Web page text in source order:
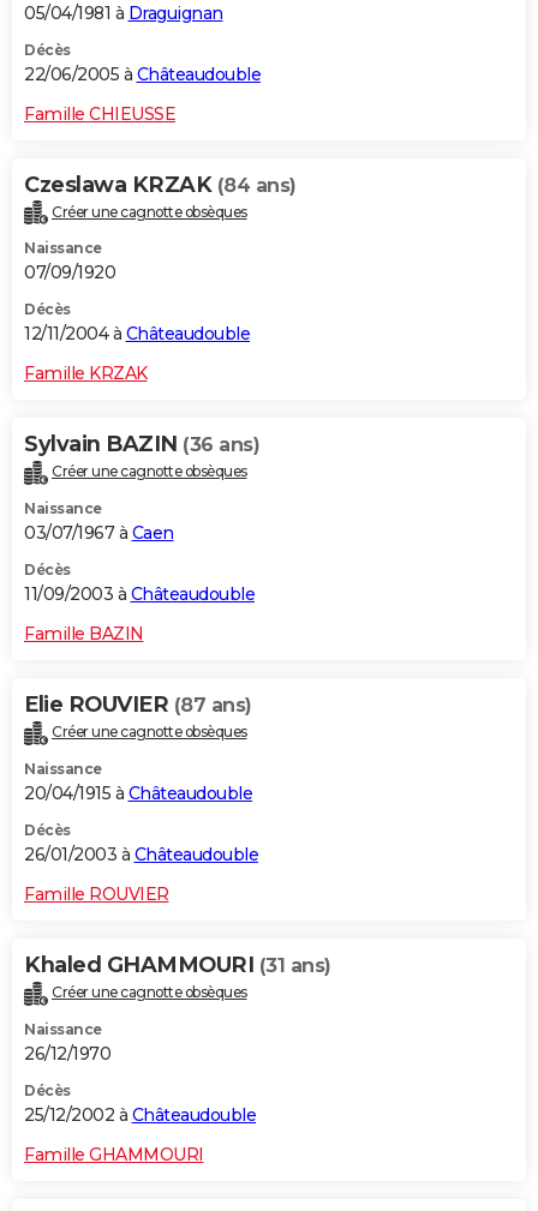
05/04/1981 à Draguignan
Décès
22/06/2005 à Châteaudouble
Famille CHIEUSSE
Czeslawa KRZAK (84 ans)
Créer une cagnotte obsèques
Naissance
07/09/1920
Décès
12/11/2004 à Châteaudouble
Famille KRZAK
Sylvain BAZIN (36 ans)
Créer une cagnotte obsèques
Naissance
03/07/1967 à Caen
Décès
11/09/2003 à Châteaudouble
Famille BAZIN
Elie ROUVIER (87 ans)
Créer une cagnotte obsèques
Naissance
20/04/1915 à Châteaudouble
Décès
26/01/2003 à Châteaudouble
Famille ROUVIER
Khaled GHAMMOURI (31 ans)
Créer une cagnotte obsèques
Naissance
26/12/1970
Décès
25/12/2002 à Châteaudouble
Famille GHAMMOURI